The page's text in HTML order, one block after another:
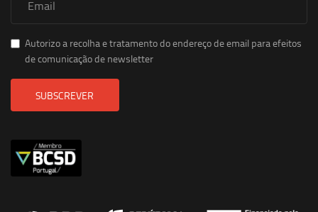
Autorizo a recolha e tratamento do endereço de email para efeitos
de comunicação de newsletter
SUBSCREVER